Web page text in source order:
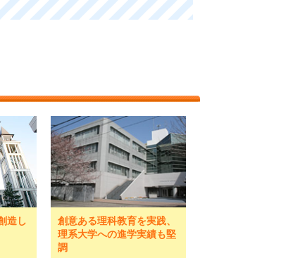
造し
創意ある理科教育を実践、
理系大学への進学実績も堅
調